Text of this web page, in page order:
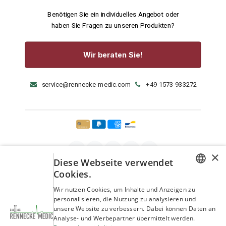
Benötigen Sie ein individuelles Angebot oder
haben Sie Fragen zu unseren Produkten?
Wir beraten Sie!
service@rennecke-medic.com +49 1573 933272
ENGLISH
×
Diese Webseite verwendet
Cookies.
Wir nutzen Cookies, um Inhalte und Anzeigen zu
personalisieren, die Nutzung zu analysieren und
unsere Website zu verbessern. Dabei können Daten an
Analyse- und Werbepartner übermittelt werden.